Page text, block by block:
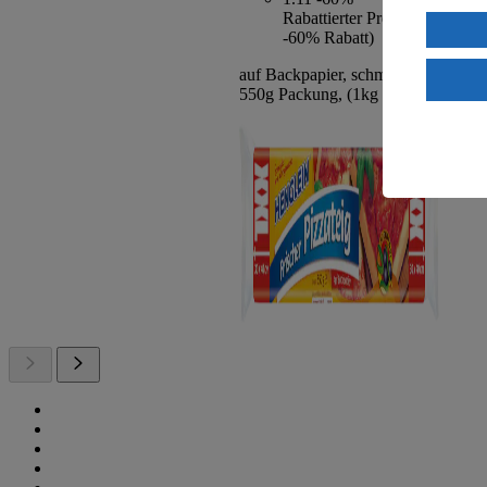
Rabattierter Preis von 1.11€
-60% Rabatt)
auf Backpapier, schmeckt wie
550g Packung, (1kg = 2,02)
Wenn
ein,
einem
Risiko